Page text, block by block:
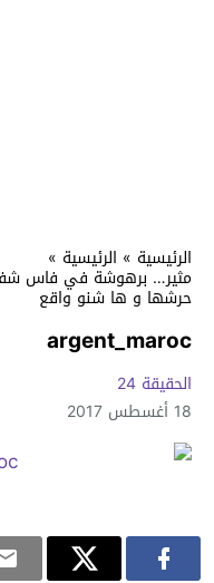
الرئيسية » الرئيسية »
حرشها و ها شنو واقع
argent_maroc
الحقيقة 24
18 أغسطس 2017